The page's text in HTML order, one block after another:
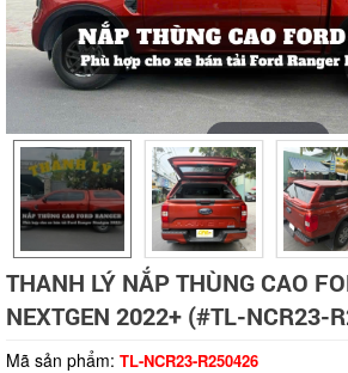
Tap to expand
THANH LÝ NẮP THÙNG CAO
NEXTGEN 2022+ (#TL-NCR23-
Mã sản phẩm: TL-NCR23-R250426